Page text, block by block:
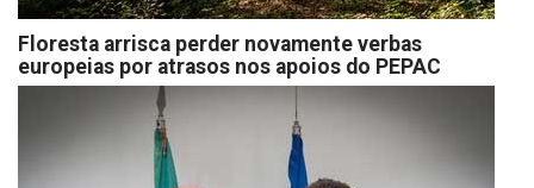
Floresta arrisca perder novamente verbas
europeias por atrasos nos apoios do PEPAC